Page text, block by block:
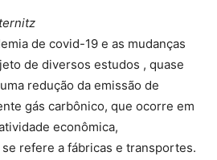
de covid-19 e as mudanças
de diversos estudos , quase
redução da emissão de
gás carbônico, que ocorre em
econômica,
refere a fábricas e transportes.